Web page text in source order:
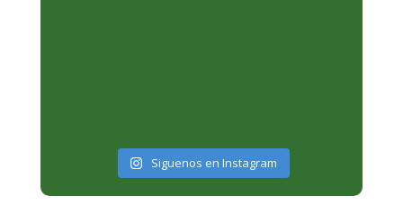
Siguenos en Instagram